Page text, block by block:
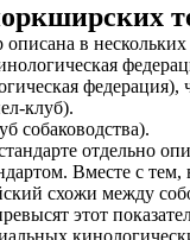
в
федерация),
клуб).
собаководства).
отдельно
Вместе с
схожи между
этот